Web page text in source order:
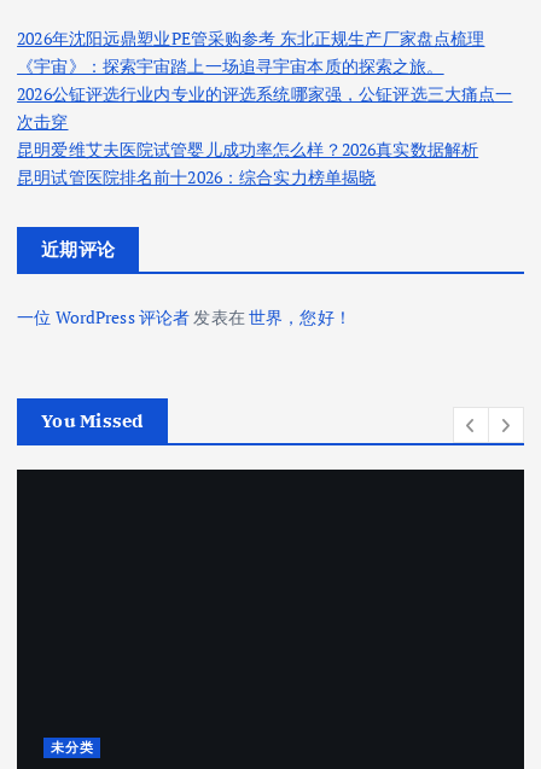
2026年沈阳远鼎塑业PE管采购参考 东北正规生产厂家盘点梳理
《宇宙》：探索宇宙踏上一场追寻宇宙本质的探索之旅。
2026公钲评选行业内专业的评选系统哪家强，公钲评选三大痛点一
次击穿
昆明爱维艾夫医院试管婴儿成功率怎么样？2026真实数据解析
昆明试管医院排名前十2026：综合实力榜单揭晓
近期评论
一位 WordPress 评论者发表在世界，您好！
You Missed
未分类